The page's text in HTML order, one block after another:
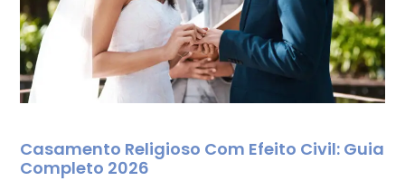
Casamento Religioso Com Efeito Civil: Guia
Completo 2026